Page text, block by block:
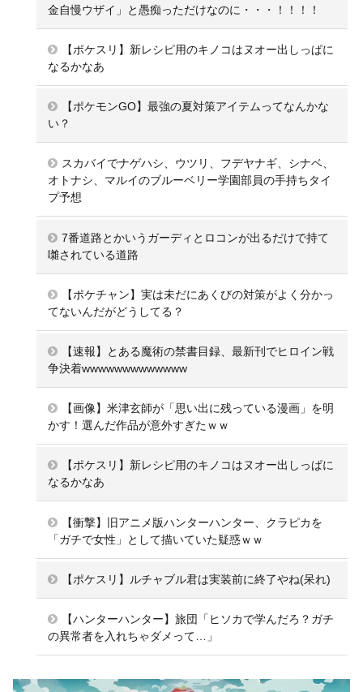
金自慢ウザイ」と愚痴っただけなのに・・・！！！！
【ポケスリ】新レシピ用のキノコはヌオー出しっぱに
なるかなあ
【ポケモンGO】最強の夏対策アイテムってなんかな
い？
スカバイでナゲハシ、ウツリ、フデヤナギ、シナベ、
オトナシ、マルイのブルーベリー学園部員の手持ちタイ
プ予想
7番道路とかいうガーディとロコンが出るだけで持て
囃されている道路
【ポケチャン】実は未だにあくびの対策がよく分かっ
てないんだがどうしてる？
【速報】とある魔術の禁書目録、最新刊でヒロイン戦
争決着wwwwwwwwwwwww
【画像】米津玄師が「思い出に残っている漫画」を明
かす！選んだ作品が意外すぎたｗｗ
【ポケスリ】新レシピ用のキノコはヌオー出しっぱに
なるかなあ
【衝撃】旧アニメ版ハンターハンター、クラピカを
「ガチで女性」として描いていた疑惑ｗｗ
【ポケスリ】ルチャブル君は実装前に終了やね(呆れ)
【ハンターハンター】旅団「ヒソカで学んだろ？ガチ
の異常者を入れちゃダメって…」